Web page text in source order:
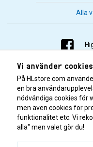
Alla
Vi använder cookies
På HLstore.com
en bra
nödvändiga cookies för
men även cookies för
funktionalitet etc. Vi
alla" men valet gör du!